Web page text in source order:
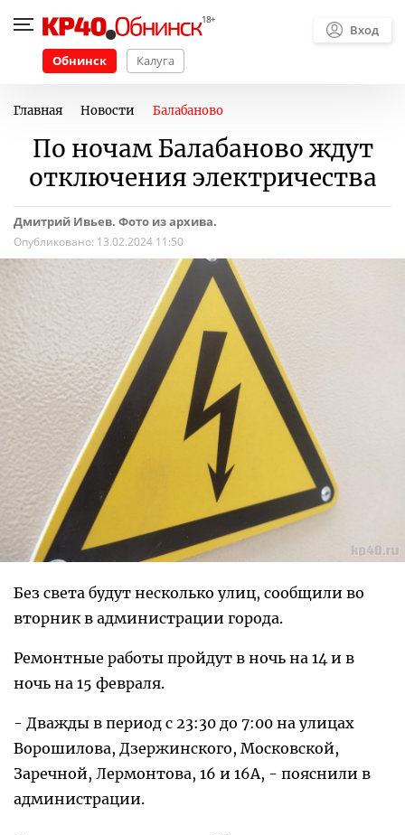
Обнинск Калуга
Вход
Главная Новости Балабаново
По ночам Балабаново ждут
отключения электричества
Дмитрий Ивьев. Фото из архива.
Опубликовано: 13.02.2024 11:50
Без света будут несколько улиц, сообщили во
вторник в администрации города.
Ремонтные работы пройдут в ночь на 14 и в
ночь на 15 февраля.
- Дважды в период с 23:30 до 7:00 на улицах
Ворошилова, Дзержинского, Московской,
Заречной, Лермонтова, 16 и 16А, - пояснили в
администрации.